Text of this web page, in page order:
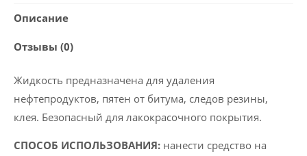
Описание
Отзывы (0)
Жидкость предназначена для удаления
нефтепродуктов, пятен от битума, следов резины,
клея. Безопасный для лакокрасочного покрытия.
СПОСОБ ИСПОЛЬЗОВАНИЯ: нанести средство на